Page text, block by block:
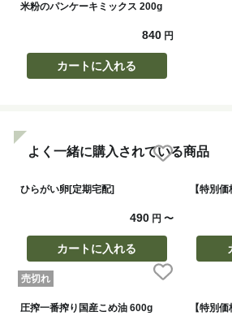
米粉のパンケーキミックス 200g
840円
カートに入れる
よく一緒に購入されている商品
ひらがい卵[定期宅配]
490円 〜
カートに入れる
【特別
売切れ
圧搾一番搾り国産こめ油 600g
【特別